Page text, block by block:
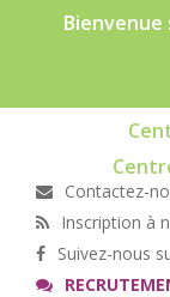
Bienvenue
Contactez-
Inscription à
Suivez-nous